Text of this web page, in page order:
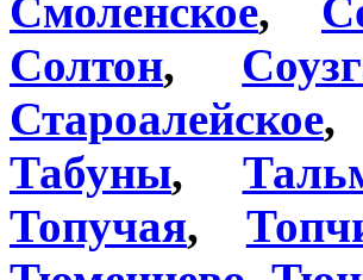
Смоленское,
Солтон,
Староалейское,
Табуны,
Топучая,